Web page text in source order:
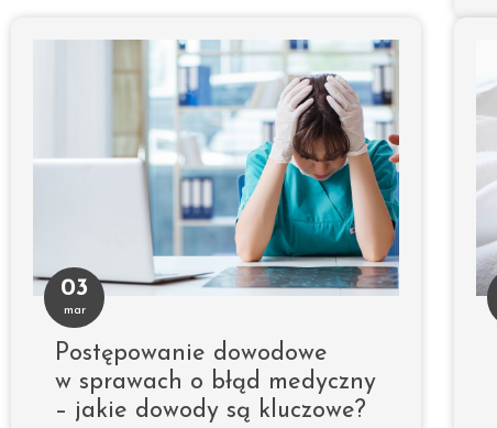
03
mar
Postępowanie dowodowe
w sprawach o błąd medyczny
– jakie dowody są kluczowe?